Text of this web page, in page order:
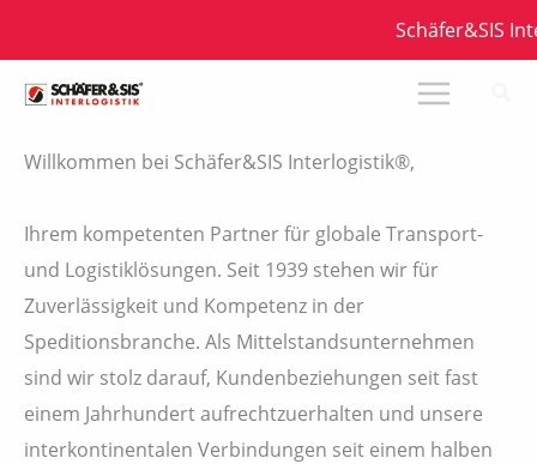
springen
Schäfer&SIS
Willkommen bei Schäfer&SIS Interlogistik®,
Ihrem kompetenten Partner für globale Transport-
und Logistiklösungen. Seit 1939 stehen wir für
Zuverlässigkeit und Kompetenz in der
Speditionsbranche. Als Mittelstandsunternehmen
sind wir stolz darauf, Kundenbeziehungen seit fast
einem Jahrhundert aufrechtzuerhalten und unsere
interkontinentalen Verbindungen seit einem halben